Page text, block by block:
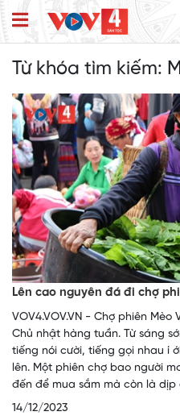
Từ khóa tìm kiếm:
Lên cao nguyên đá đi chợ
VOV4.VOV.VN - Chợ phiên
Chủ nhật hàng tuần. Từ sáng
tiếng nói cười, tiếng gọi nhau í
lên. Một phiên chợ bao người
đến để mua sắm mà còn là dịp
14/12/2023